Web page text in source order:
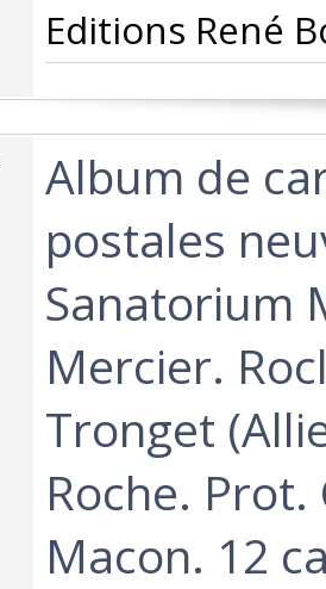
‎Editions René
‎Album de
postales
Sanatorium
Mercier.
Tronget
Roche.
Macon. 12